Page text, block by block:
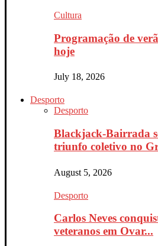
Cultura
Programação de
hoje
July 18, 2026
Desporto
Desporto
Blackjack-Bairrada
triunfo coletivo no
August 5, 2026
Desporto
Carlos Neves
veteranos em Ovar...